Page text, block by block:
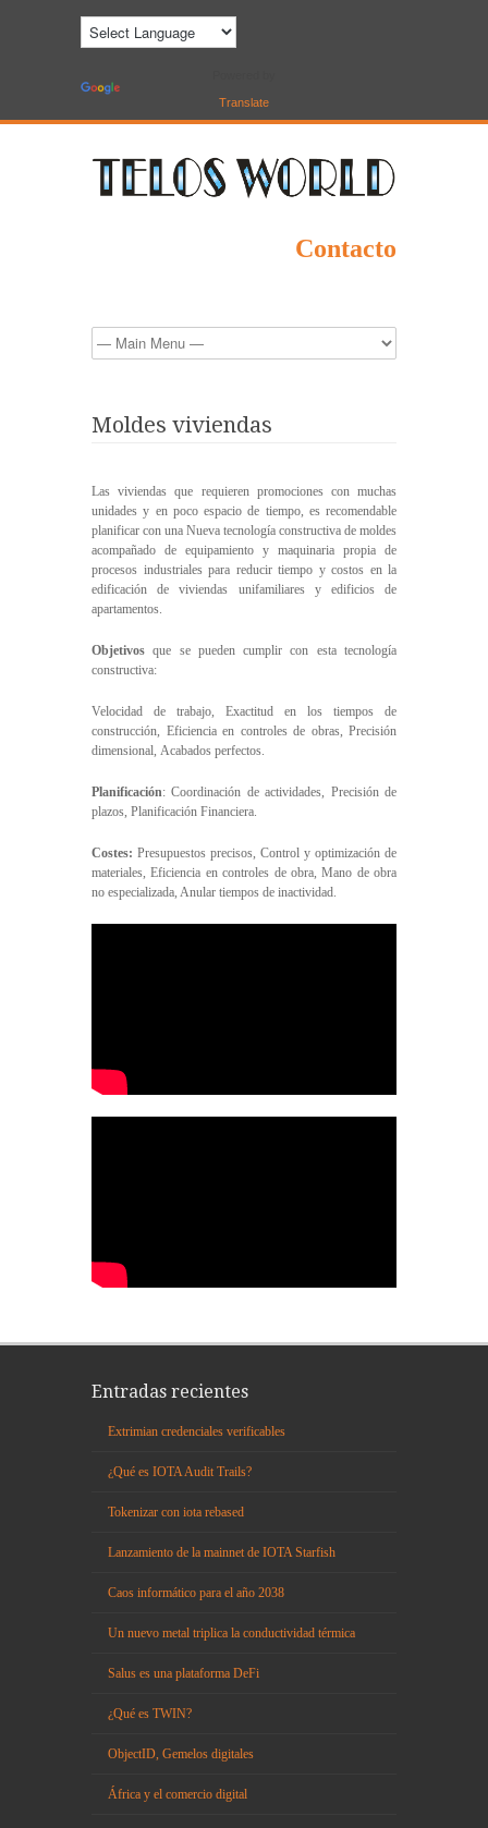
Translate
Contacto
Moldes viviendas
Las viviendas que requieren promociones con muchas
unidades y en poco espacio de tiempo, es recomendable
planificar con una Nueva tecnología constructiva de moldes
acompañado de equipamiento y maquinaria propia de
procesos industriales para reducir tiempo y costos en la
edificación de viviendas unifamiliares y edificios de
apartamentos.
Objetivos que se pueden cumplir con esta tecnología
constructiva:
Velocidad de trabajo, Exactitud en los tiempos de
construcción, Eficiencia en controles de obras, Precisión
dimensional, Acabados perfectos.
Planificación: Coordinación de actividades, Precisión de
plazos, Planificación Financiera.
Costes: Presupuestos precisos, Control y optimización de
materiales, Eficiencia en controles de obra, Mano de obra
no especializada, Anular tiempos de inactividad.
Entradas recientes
Extrimian credenciales verificables
¿Qué es IOTA Audit Trails?
Tokenizar con iota rebased
Lanzamiento de la mainnet de IOTA Starfish
Caos informático para el año 2038
Un nuevo metal triplica la conductividad térmica
Salus es una plataforma DeFi
¿Qué es TWIN?
ObjectID, Gemelos digitales
África y el comercio digital